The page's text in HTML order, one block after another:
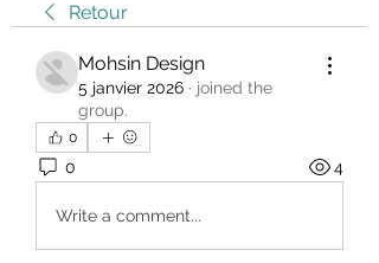
Retour
Mohsin Design
5 janvier 2026 · joined the
group.
0
0 4
Write a comment...